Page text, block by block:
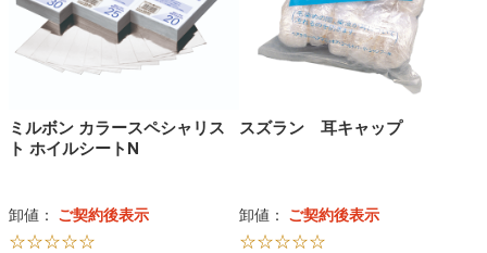
ミルボン カラースペシャリス
ト ホイルシートN
卸値： ご契約後表示
☆☆☆☆☆
スズラン 耳キャップ
卸値： ご契約後表示
☆☆☆☆☆